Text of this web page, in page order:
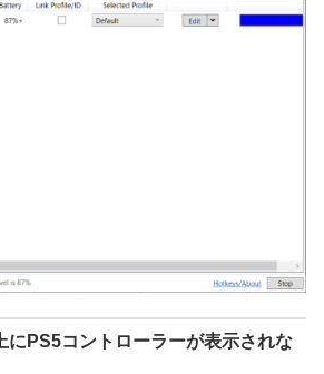
にPS5コントローラーが表示されな